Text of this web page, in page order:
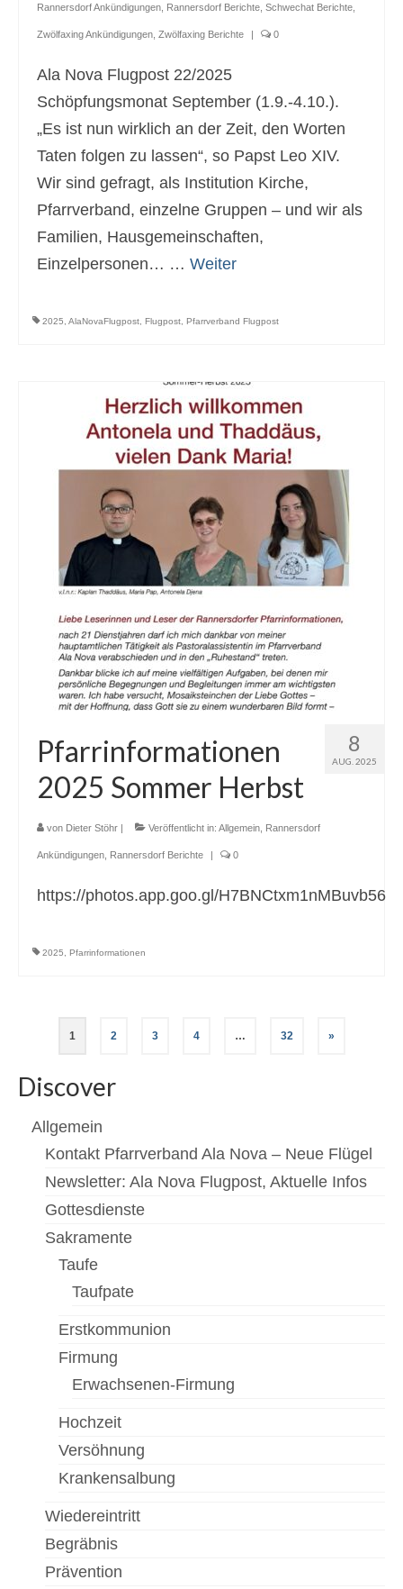
Rannersdorf Ankündigungen Rannersdorf Berichte Schwechat Berichte
Zwölfaxing Ankündigungen Zwölfaxing Berichte | 0
Ala Nova Flugpost 22/2025
Schöpfungsmonat September (1.9.-4.10.).
„Es ist nun wirklich an der Zeit, den Worten
Taten folgen zu lassen“, so Papst Leo XIV.
Wir sind gefragt, als Institution Kirche,
Pfarrverband, einzelne Gruppen – und wir als
Familien, Hausgemeinschaften,
Einzelpersonen… … Weiter
2025 AlaNovaFlugpost Flugpost Pfarrverband Flugpost
8
AUG. 2025
Pfarrinformationen
2025 Sommer Herbst
von Dieter Stöhr | Veröffentlicht in: Allgemein Rannersdorf
Ankündigungen Rannersdorf Berichte | 0
https://photos.app.goo.gl/H7BNCtxm1nMBuvb56
2025 Pfarrinformationen
Seitennummerierung
Beiträge
1 2 3 4 … 32 »
Discover
Allgemein
Kontakt Pfarrverband Ala Nova – Neue Flügel
Newsletter: Ala Nova Flugpost, Aktuelle Infos
Gottesdienste
Sakramente
Taufe
Taufpate
Erstkommunion
Firmung
Erwachsenen-Firmung
Hochzeit
Versöhnung
Krankensalbung
Wiedereintritt
Begräbnis
Prävention